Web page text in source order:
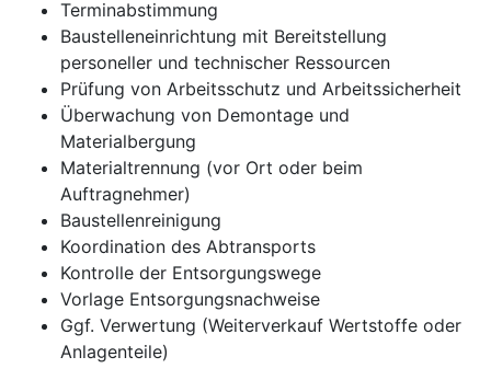
Terminabstimmung
Baustelleneinrichtung mit Bereitstellung
personeller und technischer Ressourcen
Prüfung von Arbeitsschutz und Arbeitssicherheit
Überwachung von Demontage und
Materialbergung
Materialtrennung (vor Ort oder beim
Auftragnehmer)
Baustellenreinigung
Koordination des Abtransports
Kontrolle der Entsorgungswege
Vorlage Entsorgungsnachweise
Ggf. Verwertung (Weiterverkauf Wertstoffe oder
Anlagenteile)